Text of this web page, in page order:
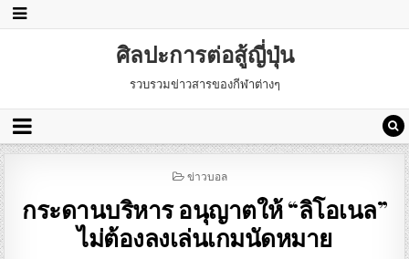
ศิลปะการต่อสู้ญี่ปุ่น
รวบรวมข่าวสารของกีฬาต่างๆ
POSTED
ข่าวบอล
กระดานบริหาร อนุญาตให้ “ลิโอเนล”
ไม่ต้องลงเล่นเกมนัดหมาย